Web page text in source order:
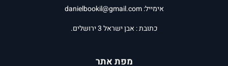
אימייל:danielbookil@gmail.com
כתובת : אבן ישראל 3 ירושלים.
מפת אתר